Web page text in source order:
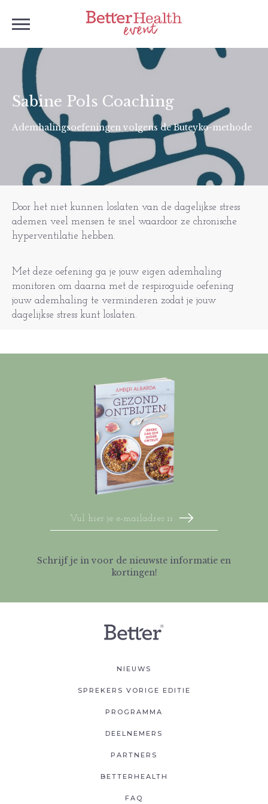
Sabine Pols Coaching
Ademhalingsoefeningen volgens de Buteyko-methode
Door het niet kunnen loslaten van de dagelijkse stress
ademen veel mensen te snel waardoor ze chronische
hyperventilatie hebben.
Met deze oefening ga je jouw eigen ademhaling
monitoren om daarna met de respiroguide oefening
jouw ademhaling te verminderen zodat je jouw
dagelijkse stress kunt loslaten.
Schrijf je in voor de nieuwste informatie en
kortingen!
NIEUWS
SPREKERS VORIGE EDITIE
PROGRAMMA
DEELNEMERS
PARTNERS
BETTERHEALTH
FAQ